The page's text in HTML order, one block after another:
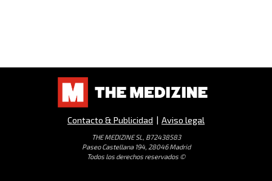
Contacto & Publicidad | Aviso legal
THE MEDIZINE SL, B72438583
Paseo Castellana 194, 28046 Madrid
Todos los derechos reservados ©